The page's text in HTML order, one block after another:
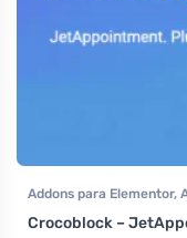
Addons para Elementor,
Crocoblock
Crocoblock
Crocoblock –